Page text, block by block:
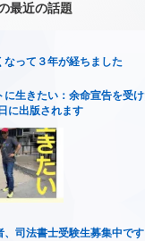
最近の話題
なって３年が経ちました
に生きたい：余命宣告を受
に出版されます
司法書士受験生募集中です